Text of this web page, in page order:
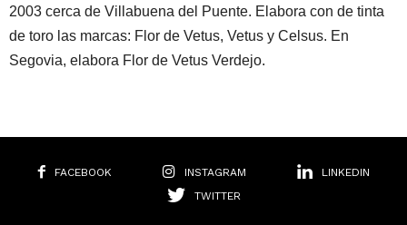
2003 cerca de Villabuena del Puente. Elabora con de tinta
de toro las marcas: Flor de Vetus, Vetus y Celsus. En
Segovia, elabora Flor de Vetus Verdejo.
FACEBOOK INSTAGRAM
LINKEDIN
TWITTER